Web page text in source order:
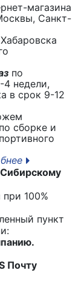
магазина
Санкт-
по
недели,
в срок 9-12
сборке и
100%
пункт
Почту